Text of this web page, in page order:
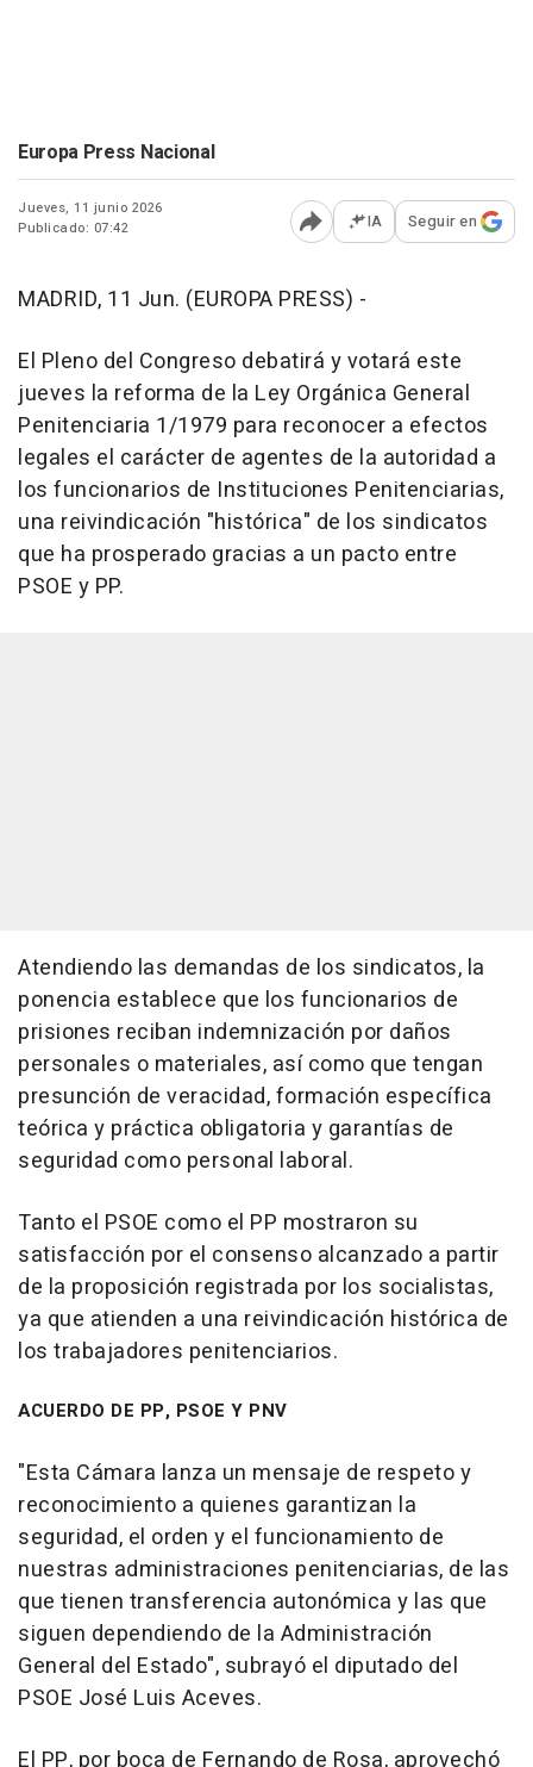
Europa Press Nacional
Jueves, 11 junio 2026
Publicado: 07:42
Abrir opciones para
IA Seguir en
MADRID, 11 Jun. (EUROPA PRESS) -
El Pleno del Congreso debatirá y votará este
jueves la reforma de la Ley Orgánica General
Penitenciaria 1/1979 para reconocer a efectos
legales el carácter de agentes de la autoridad a
los funcionarios de Instituciones Penitenciarias,
una reivindicación "histórica" de los sindicatos
que ha prosperado gracias a un pacto entre
PSOE y PP.
Atendiendo las demandas de los sindicatos, la
ponencia establece que los funcionarios de
prisiones reciban indemnización por daños
personales o materiales, así como que tengan
presunción de veracidad, formación específica
teórica y práctica obligatoria y garantías de
seguridad como personal laboral.
Tanto el PSOE como el PP mostraron su
satisfacción por el consenso alcanzado a partir
de la proposición registrada por los socialistas,
ya que atienden a una reivindicación histórica de
los trabajadores penitenciarios.
ACUERDO DE PP, PSOE Y PNV
"Esta Cámara lanza un mensaje de respeto y
reconocimiento a quienes garantizan la
seguridad, el orden y el funcionamiento de
nuestras administraciones penitenciarias, de las
que tienen transferencia autonómica y las que
siguen dependiendo de la Administración
General del Estado", subrayó el diputado del
PSOE José Luis Aceves.